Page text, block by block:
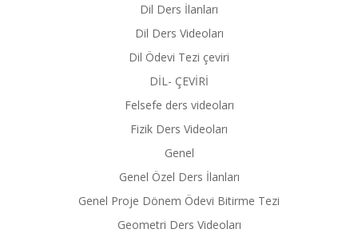
Dil Ders İlanları
Dil Ders Videoları
Dil Ödevi Tezi çeviri
DİL- ÇEVİRİ
Felsefe ders videoları
Fizik Ders Videoları
Genel
Genel Özel Ders İlanları
Genel Proje Dönem Ödevi Bitirme Tezi
Geometri Ders Videoları